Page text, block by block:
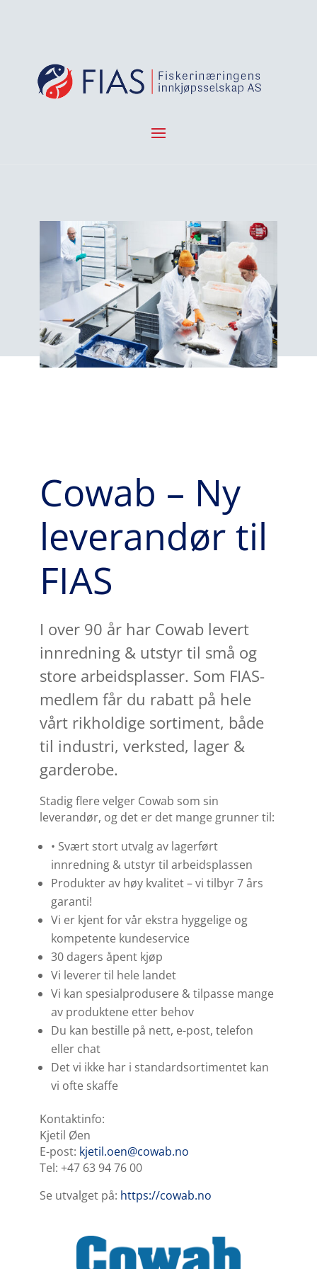
Cowab – Ny
leverandør til
FIAS
I over 90 år har Cowab levert
innredning & utstyr til små og
store arbeidsplasser. Som FIAS-
medlem får du rabatt på hele
vårt rikholdige sortiment, både
til industri, verksted, lager &
garderobe.
Stadig flere velger Cowab som sin
leverandør, og det er det mange grunner til:
• Svært stort utvalg av lagerført
innredning & utstyr til arbeidsplassen
Produkter av høy kvalitet – vi tilbyr 7 års
garanti!
Vi er kjent for vår ekstra hyggelige og
kompetente kundeservice
30 dagers åpent kjøp
Vi leverer til hele landet
Vi kan spesialprodusere & tilpasse mange
av produktene etter behov
Du kan bestille på nett, e-post, telefon
eller chat
Det vi ikke har i standardsortimentet kan
vi ofte skaffe
Kontaktinfo:
Kjetil Øen
E-post: kjetil.oen@cowab.no
Tel: +47 63 94 76 00
Se utvalget på: https://cowab.no